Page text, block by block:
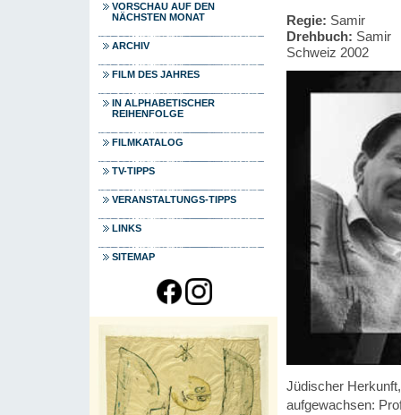
VORSCHAU AUF DEN
NÄCHSTEN MONAT
ARCHIV
FILM DES JAHRES
IN ALPHABETISCHER
REIHENFOLGE
FILMKATALOG
TV-TIPPS
VERANSTALTUNGS-TIPPS
LINKS
SITEMAP
Regie: Samir
Drehbuch: Samir
Schweiz 2002
Jüdischer
aufgewachsen: